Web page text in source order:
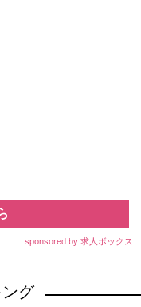
sponsored by 求人ボックス
グ